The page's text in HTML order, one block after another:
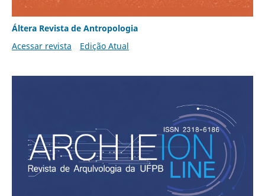
Áltera Revista de Antropologia
Acessar revista
Edição Atual